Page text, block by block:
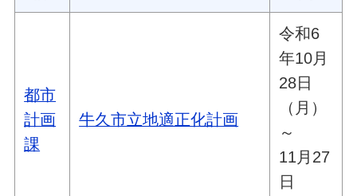
都市
計画
課
牛久市立地適正化計画
令和6
年10月
28日
（月）
～
11月27
日